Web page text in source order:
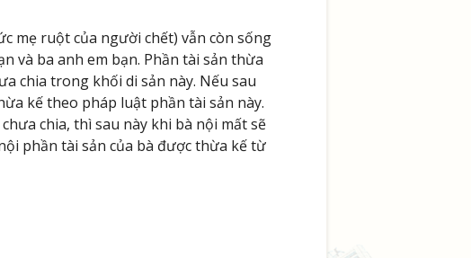
mẹ ruột của người chết) vẫn còn sống
và ba anh em bạn. Phần tài sản thừa
chia trong khối di sản này. Nếu sau
kế theo pháp luật phần tài sản này.
chia, thì sau này khi bà nội mất sẽ
phần tài sản của bà được thừa kế từ